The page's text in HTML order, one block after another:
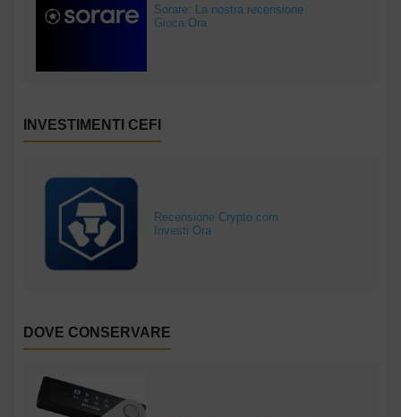
Sorare: La nostra recensione
Gioca Ora
INVESTIMENTI CEFI
Recensione Crypto.com
Investi Ora
DOVE CONSERVARE